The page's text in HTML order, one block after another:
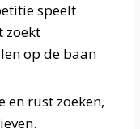
speelt
zoekt
op de baan
en rust zoeken,